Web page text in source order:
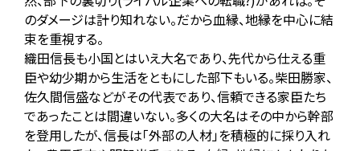
のダメージは計り知れない。だから血縁、地縁を中心に結
束を重視する。
織田信長も小国とはいえ大名であり、先代から仕える重
臣や幼少期から生活をともにした部下もいる。柴田勝家、
佐久間信盛などがその代表であり、信頼できる家臣たち
であったことは間違いない。多くの大名はその中から幹部
を登用したが、信長は「外部の人材」を積極的に採り入れ